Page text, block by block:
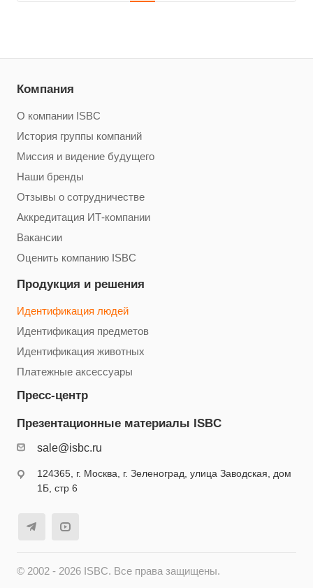
Компания
О компании ISBC
История группы компаний
Миссия и видение будущего
Наши бренды
Отзывы о сотрудничестве
Аккредитация ИТ-компании
Вакансии
Оценить компанию ISBC
Продукция и решения
Идентификация людей
Идентификация предметов
Идентификация животных
Платежные аксессуары
Пресс-центр
Презентационные материалы ISBC
sale@isbc.ru
124365, г. Москва, г. Зеленоград, улица Заводская, дом
1Б, стр 6
© 2002 - 2026 ISBC. Все права защищены.